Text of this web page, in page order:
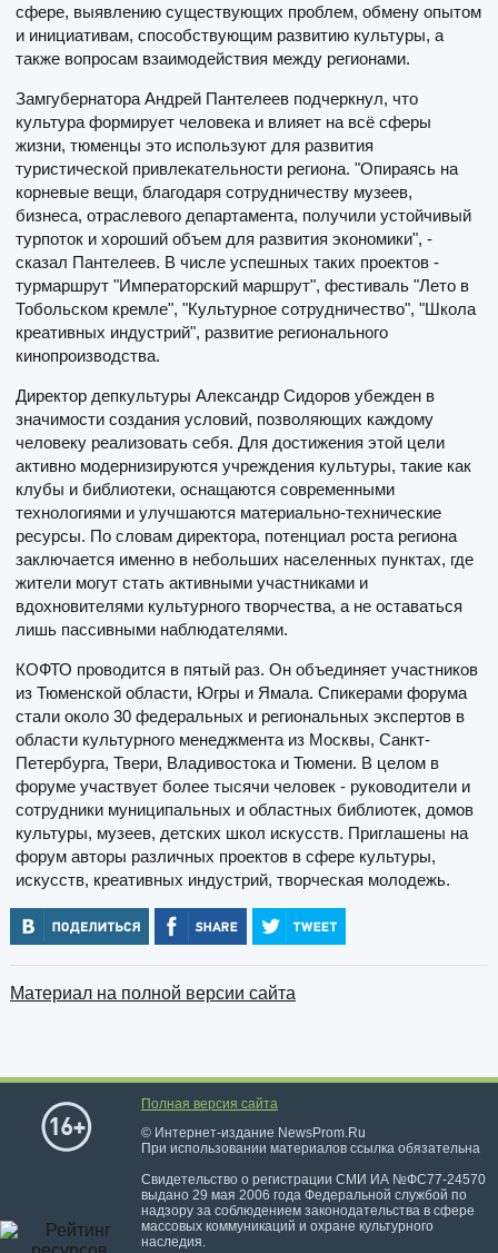
сфере, выявлению существующих проблем, обмену опытом
и инициативам, способствующим развитию культуры, а
также вопросам взаимодействия между регионами.
Замгубернатора Андрей Пантелеев подчеркнул, что
культура формирует человека и влияет на всё сферы
жизни, тюменцы это используют для развития
туристической привлекательности региона. "Опираясь на
корневые вещи, благодаря сотрудничеству музеев,
бизнеса, отраслевого департамента, получили устойчивый
турпоток и хороший объем для развития экономики", -
сказал Пантелеев. В числе успешных таких проектов -
турмаршрут "Императорский маршрут", фестиваль "Лето в
Тобольском кремле", "Культурное сотрудничество", "Школа
креативных индустрий", развитие регионального
кинопроизводства.
Директор депкультуры Александр Сидоров убежден в
значимости создания условий, позволяющих каждому
человеку реализовать себя. Для достижения этой цели
активно модернизируются учреждения культуры, такие как
клубы и библиотеки, оснащаются современными
технологиями и улучшаются материально-технические
ресурсы. По словам директора, потенциал роста региона
заключается именно в небольших населенных пунктах, где
жители могут стать активными участниками и
вдохновителями культурного творчества, а не оставаться
лишь пассивными наблюдателями.
КОФТО проводится в пятый раз. Он объединяет участников
из Тюменской области, Югры и Ямала. Спикерами форума
стали около 30 федеральных и региональных экспертов в
области культурного менеджмента из Москвы, Санкт-
Петербурга, Твери, Владивостока и Тюмени. В целом в
форуме участвует более тысячи человек - руководители и
сотрудники муниципальных и областных библиотек, домов
культуры, музеев, детских школ искусств. Приглашены на
форум авторы различных проектов в сфере культуры,
искусств, креативных индустрий, творческая молодежь.
Материал на полной версии сайта
Полная версия сайта
© Интернет-издание NewsProm.Ru
При использовании материалов ссылка обязательна
Свидетельство о регистрации СМИ ИА №ФС77-24570
выдано 29 мая 2006 года Федеральной службой по
надзору за соблюдением законодательства в сфере
массовых коммуникаций и охране культурного
наследия.